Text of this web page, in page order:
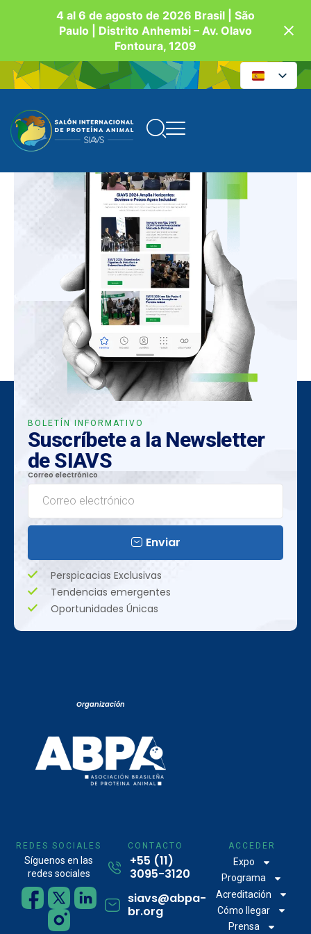
4 al 6 de agosto de 2026 Brasil | São
Paulo | Distrito Anhembi – Av. Olavo
Fontoura, 1209
BOLETÍN INFORMATIVO
Suscríbete a la Newsletter
de SIAVS
Correo electrónico
Enviar
Perspicacias Exclusivas
Tendencias emergentes
Oportunidades Únicas
Organización
REDES SOCIALES
Síguenos en las
redes sociales
CONTACTO
+55 (11)
3095-3120
siavs@abpa-
br.org
ACCEDER
Expo
Programa
Acreditación
Cómo llegar
Prensa